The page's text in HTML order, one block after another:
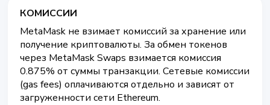
КОМИССИИ
MetaMask не взимает комиссий за хранение или
получение криптовалюты. За обмен токенов
через MetaMask Swaps взимается комиссия
0.875% от суммы транзакции. Сетевые комиссии
(gas fees) оплачиваются отдельно и зависят от
загруженности сети Ethereum.